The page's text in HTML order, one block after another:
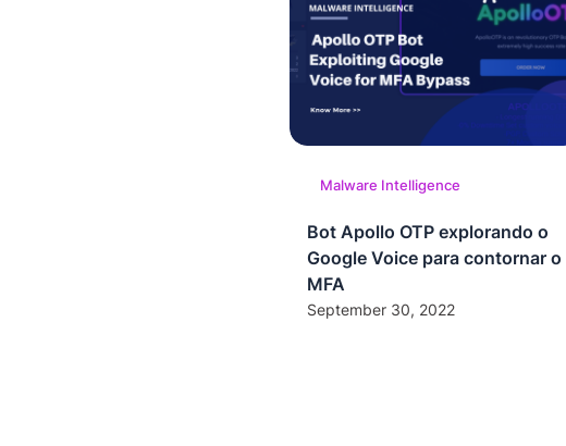
Malware Intelligence
Bot Apollo OTP explorando o
Google Voice para contornar o
MFA
September 30, 2022